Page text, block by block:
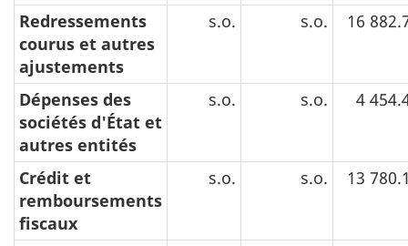
Redressements
courus et autres
ajustements
s.o. s.o. 16
Dépenses des
sociétés d'État et
autres entités
s.o. s.o. 4
Crédit et
remboursements
fiscaux
s.o. s.o. 13